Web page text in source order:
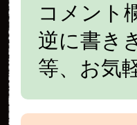
コメント
逆に書き
等、お気